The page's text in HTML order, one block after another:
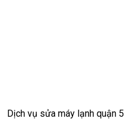
Dịch vụ sửa máy lạnh quận 5